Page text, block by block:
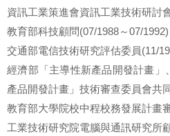
資訊工業策進會資訊工業技術研討
教育部科技顧問(07/1988～07/1992)
交通部電信技術研究評估委員(11/
經濟部「主導性新產品開發計畫
產品開發計畫」技術審查委員會共
教育部大學院校中程校務發展計畫
工業技術研究院電腦與通訊研究所